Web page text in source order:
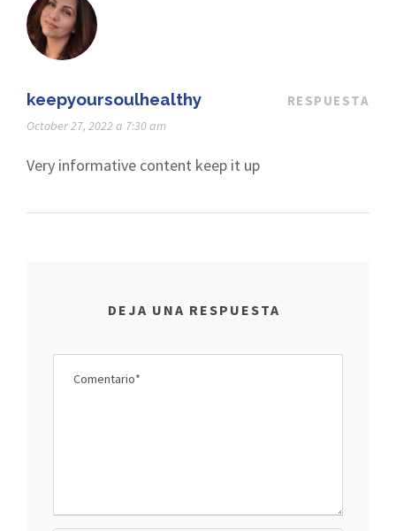
keepyoursoulhealthy
October 27, 2022 a 7:30 am
RESPUESTA
Very informative content keep it up
DEJA UNA RESPUESTA